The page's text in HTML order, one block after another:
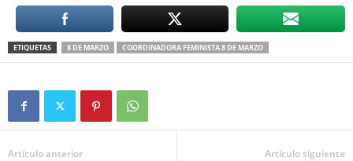
ETIQUETAS 8 DE MARZO COORDINADORA FEMINISTA 8 DE MARZO
Artículo anterior Artículo siguiente